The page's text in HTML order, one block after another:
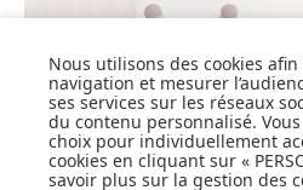
LISTE DE
JE
Nous utilisons des cookies afin
navigation et mesurer
ses services sur les réseaux
du contenu personnalisé.
choix pour individuellement
cookies en cliquant sur «
savoir plus sur la gestion des